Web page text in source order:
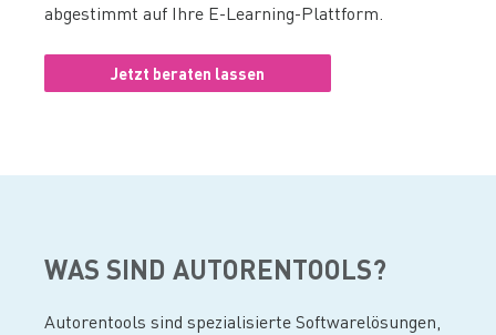
abgestimmt auf Ihre E-Learning-Plattform.
Jetzt beraten lassen
WAS SIND AUTORENTOOLS?
Autorentools sind spezialisierte Softwarelösungen,